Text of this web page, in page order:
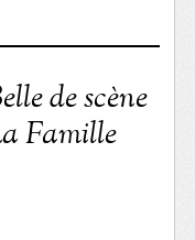
de scène
Famille